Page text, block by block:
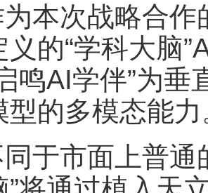
本次战略合作
义的“学科大脑
鸣AI学伴”为
型的多模态能力
于市面上普通